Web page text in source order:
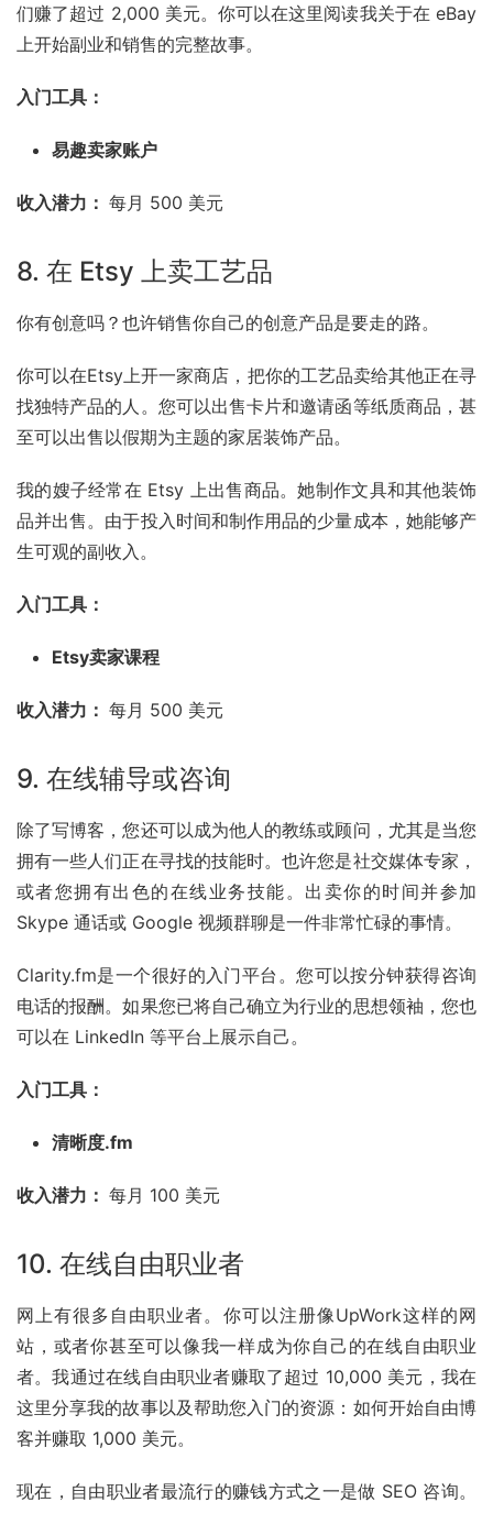
们赚了超过 2,000 美元。你可以在这里阅读我关于在 eBay
上开始副业和销售的完整故事。
入门工具：
易趣卖家账户
收入潜力： 每月 500 美元
8. 在 Etsy 上卖工艺品
你有创意吗？也许销售你自己的创意产品是要走的路。
你可以在Etsy上开一家商店，把你的工艺品卖给其他正在寻
找独特产品的人。您可以出售卡片和邀请函等纸质商品，甚
至可以出售以假期为主题的家居装饰产品。
我的嫂子经常在 Etsy 上出售商品。她制作文具和其他装饰
品并出售。由于投入时间和制作用品的少量成本，她能够产
生可观的副收入。
入门工具：
Etsy卖家课程
收入潜力： 每月 500 美元
9. 在线辅导或咨询
除了写博客，您还可以成为他人的教练或顾问，尤其是当您
拥有一些人们正在寻找的技能时。也许您是社交媒体专家，
Skype 通话或 Google 视频群聊是一件非常忙碌的事情。
Clarity.fm是一个很好的入门平台。您可以按分钟获得咨询
电话的报酬。如果您已将自己确立为行业的思想领袖，您也
可以在 LinkedIn 等平台上展示自己。
入门工具：
清晰度.fm
收入潜力： 每月 100 美元
10. 在线自由职业者
网上有很多自由职业者。你可以注册像UpWork这样的网
站，或者你甚至可以像我一样成为你自己的在线自由职业
者。我通过在线自由职业者赚取了超过 10,000 美元，我在
这里分享我的故事以及帮助您入门的资源：如何开始自由博
客并赚取 1,000 美元。
现在，自由职业者最流行的赚钱方式之一是做 SEO 咨询。